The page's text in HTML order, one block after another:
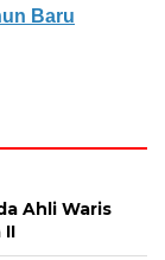
Baru
Ahli Waris
II